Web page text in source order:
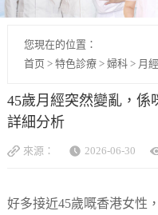
您現在的位置：
首页 > 特色診療> 婦科> 月
45歲月經突然變亂，係
詳細分析
來源： 2026-06-30
好多接近45歲嘅香港女性